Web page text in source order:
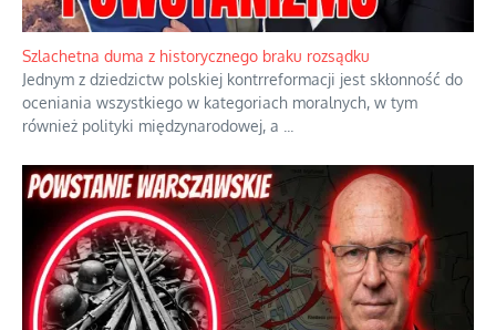
Ekspresowy kurs zbawienia z rodzinną katastrofą
Dramatyczne skutki skrajnej nadgorliwości we wspólnocie.